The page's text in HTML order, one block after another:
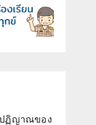
ฏิญาณของ